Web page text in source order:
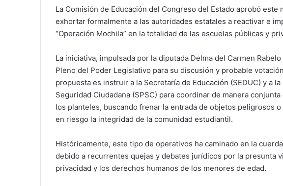
La Comisión de Educación del Congreso del Estado aprobó este
exhortar formalmente a las autoridades estatales a reactivar e
“Operación Mochila” en la totalidad de las escuelas públicas y
La iniciativa, impulsada por la diputada Delma del Carmen
Pleno del Poder Legislativo para su discusión y probable
propuesta es instruir a la Secretaría de Educación (SEDUC) y a
Seguridad Ciudadana (SPSC) para coordinar de manera
los planteles, buscando frenar la entrada de objetos peligrosos
en riesgo la integridad de la comunidad estudiantil.
Históricamente, este tipo de operativos ha caminado en la
debido a recurrentes quejas y debates jurídicos por la presunta
privacidad y los derechos humanos de los menores de edad.